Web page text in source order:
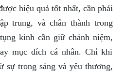
hiệu quả tốt nhất, cần phải
trung, và chân thành trong
kinh cần giữ chánh niệm,
mục đích cá nhân. Chỉ khi
sự trong sáng và yêu thương,